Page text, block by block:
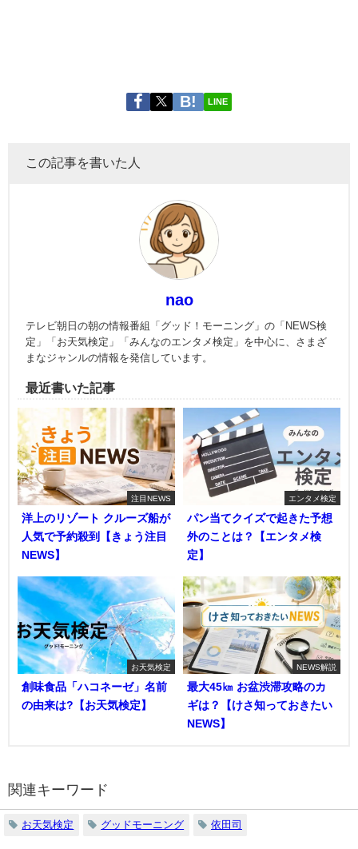
LINE
この記事を書いた人
nao
テレビ朝日の朝の情報番組「グッド！モーニング」の「NEWS検
定」「お天気検定」「みんなのエンタメ検定」を中心に、さまざ
まなジャンルの情報を発信しています。
最近書いた記事
注目NEWS
洋上のリゾート クルーズ船が
人気で予約殺到【きょう注目
NEWS】
エンタメ検定
パン当てクイズで起きた予想
外のことは？【エンタメ検
定】
お天気検定
創味食品「ハコネーゼ」名前
の由来は?【お天気検定】
NEWS解説
最大45㎞ お盆渋滞攻略のカ
ギは？【けさ知っておきたい
NEWS】
関連キーワード
お天気検定 グッドモーニング 依田司